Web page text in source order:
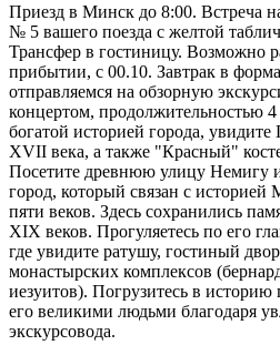
Приезд в Минск до 8:00. Встреча
№ 5 вашего поезда с желтой
Трансфер в гостиницу. Возможно
прибытии, с 00.10. Завтрак в
отправляемся на обзорную
концертом, продолжительностью
богатой историей города,
XVII века, а также "Красный"
Посетите древнюю улицу Немигу
город, который связан с
пяти веков. Здесь сохранились
XIX веков. Прогуляетесь по его
где увидите ратушу, гостиный
монастырских комплексов
иезуитов). Погрузитесь в историю
его великими людьми благодаря
экскурсовода.